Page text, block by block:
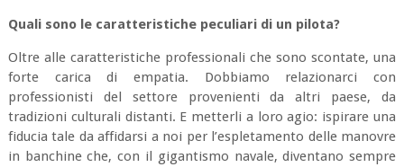
Quali sono le caratteristiche peculiari di un pilota?
Oltre alle caratteristiche professionali che sono scontate, una
forte carica di empatia. Dobbiamo relazionarci con
professionisti del settore provenienti da altri paese, da
tradizioni culturali distanti. E metterli a loro agio: ispirare una
fiducia tale da affidarsi a noi per l’espletamento delle manovre
in banchine che, con il gigantismo navale, diventano sempre